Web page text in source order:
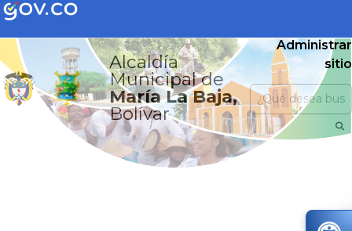
Alcaldía
Municipal de
María La Baja,
Bolívar
Administrar
sitio